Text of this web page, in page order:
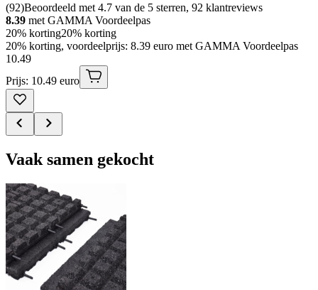
(92)Beoordeeld met 4.7 van de 5 sterren, 92 klantreviews
8.39 met GAMMA Voordeelpas
20% korting20% korting
20% korting, voordeelprijs: 8.39 euro met GAMMA Voordeelpas
10.49
Prijs: 10.49 euro
Vaak samen gekocht